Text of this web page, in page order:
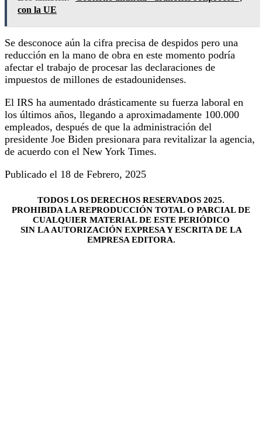
con la UE
Se desconoce aún la cifra precisa de despidos pero una
reducción en la mano de obra en este momento podría
afectar el trabajo de procesar las declaraciones de
impuestos de millones de estadounidenses.
El IRS ha aumentado drásticamente su fuerza laboral en
los últimos años, llegando a aproximadamente 100.000
empleados, después de que la administración del
presidente Joe Biden presionara para revitalizar la agencia,
de acuerdo con el New York Times.
Publicado el 18 de Febrero, 2025
TODOS LOS DERECHOS RESERVADOS 2025.
PROHIBIDA LA REPRODUCCIÓN TOTAL O PARCIAL DE
CUALQUIER MATERIAL DE ESTE PERIÓDICO
SIN LA AUTORIZACIÓN EXPRESA Y ESCRITA DE LA
EMPRESA EDITORA.